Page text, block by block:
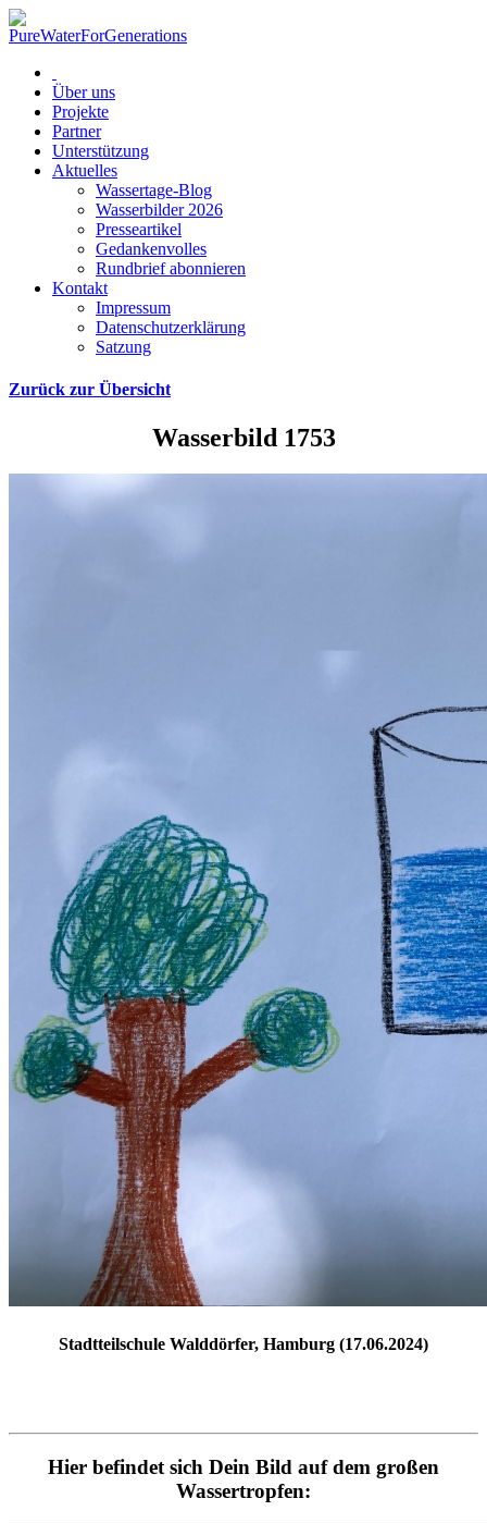
Über uns
Projekte
Partner
Unterstützung
Aktuelles
Wassertage-Blog
Wasserbilder 2026
Presseartikel
Gedankenvolles
Rundbrief abonnieren
Kontakt
Impressum
Datenschutzerklärung
Satzung
Zurück zur Übersicht
Wasserbild 1753
Stadtteilschule Walddörfer, Hamburg (17.06.2024)
Hier befindet sich Dein Bild auf dem großen
Wassertropfen: